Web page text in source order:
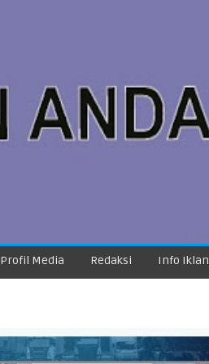
Profil Media Redaksi Info Iklan